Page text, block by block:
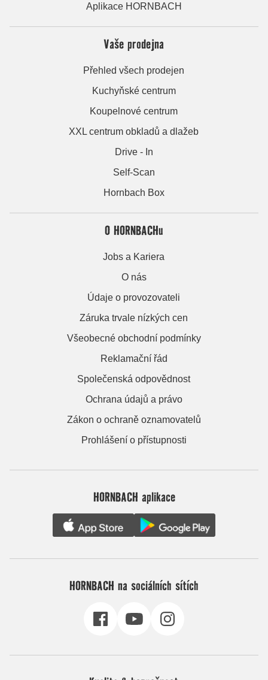
Aplikace HORNBACH
Vaše prodejna
Přehled všech prodejen
Kuchyňské centrum
Koupelnové centrum
XXL centrum obkladů a dlažeb
Drive - In
Self-Scan
Hornbach Box
O HORNBACHu
Jobs a Kariera
O nás
Údaje o provozovateli
Záruka trvale nízkých cen
Všeobecné obchodní podmínky
Reklamační řád
Společenská odpovědnost
Ochrana údajů a právo
Zákon o ochraně oznamovatelů
Prohlášení o přístupnosti
HORNBACH aplikace
HORNBACH na sociálních sítích